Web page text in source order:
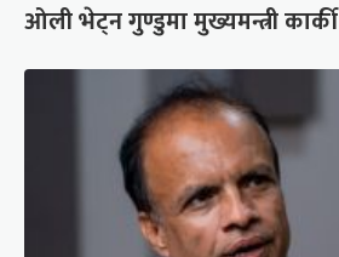
ओली भेट्न गुण्डुमा मुख्यमन्त्री कार्की